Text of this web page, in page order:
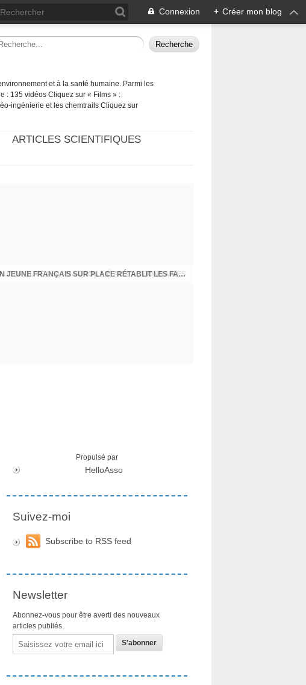
Connexion + Créer mon blog
et à la santé humaine. Parmi les
: 135 vidéos Cliquez sur « Films » :
ingénierie et les chemtrails Cliquez sur
ARTICLES SCIENTIFIQUES
CRISE MIGRATOIRE À CEUTA : UN JEUNE FRANÇAIS SUR PLACE RÉTABLIT LES FAITS ! - RAPHAËL AYMA
Propulsé par
HelloAsso
Suivez-moi
Subscribe to RSS feed
Newsletter
Abonnez-vous pour être averti des nouveaux
articles publiés.
Email